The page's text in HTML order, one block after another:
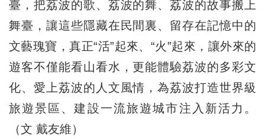
臺，把荔波的歌、荔波的舞、荔波的故事搬上
舞臺，讓這些隱藏在民間裏、留存在記憶中的
文藝瑰寶，真正“活”起來、“火”起來，讓外來的
遊客不僅能看山看水，更能體驗荔波的多彩文
化、愛上荔波的人文風情，為荔波打造世界級
旅遊景區、建設一流旅遊城市注入新活力。
（文 戴友維）